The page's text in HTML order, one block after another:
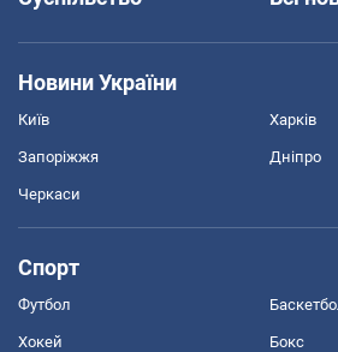
Новини України
Київ Харків
Запоріжжя Дніпро
Черкаси
Спорт
Футбол
Хокей Бокс